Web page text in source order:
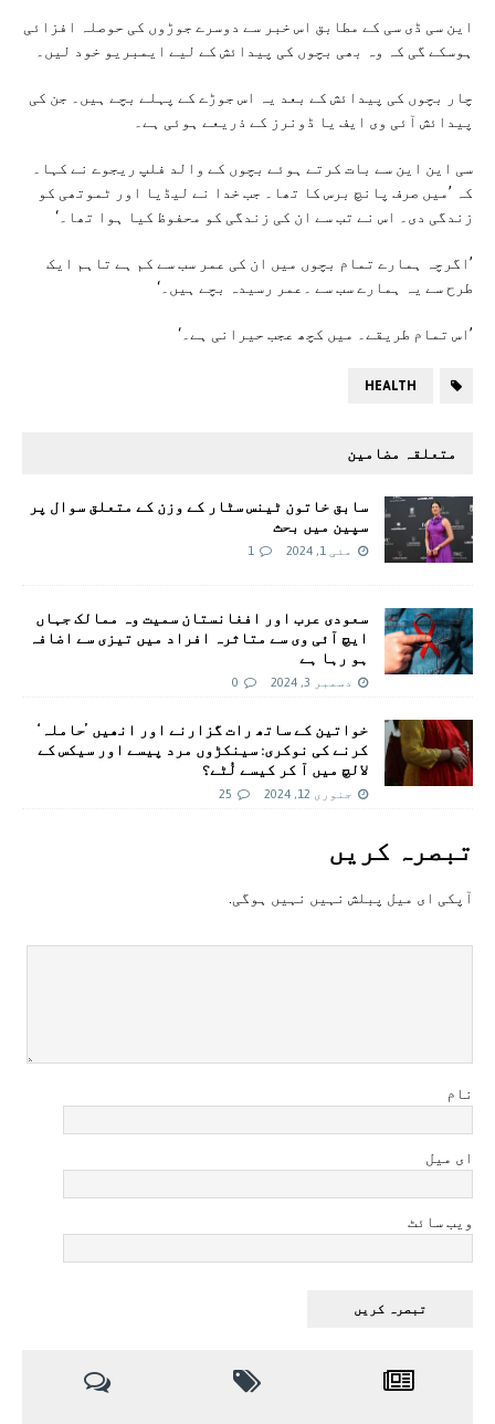
این سی ڈی سی کے مطابق اس خبر سے دوسرے جوڑوں کی حوصلہ افزائی
ہوسکے گی کہ وہ بھی بچوں کی پیدائش کے لیے ایمبریو خود لیں۔
چار بچوں کی پیدائش کے بعد یہ اس جوڑے کے پہلے بچے ہیں۔ جن کی
پیدائش آئی وی ایف یا ڈونرز کے ذریعے ہوئی ہے۔
سی این این سے بات کرتے ہوئے بچوں کے والد فلپ ریجوے نے کہا۔
کہ ’میں صرف پانچ برس کا تھا۔ جب خدا نے لیڈیا اور ٹموتھی کو
زندگی دی۔ اس نے تب سے ان کی زندگی کو محفوظ کیا ہوا تھا۔‘
’اگرچہ ہمارے تمام بچوں میں ان کی عمر سب سے کم ہے تاہم ایک
طرح سے یہ ہمارے سب سے ۔عمر رسیدہ بچے ہیں۔‘
’اس تمام طریقے۔ میں کچھ عجب حیرانی ہے۔‘
HEALTH
متعلقہ مضامین
سابق خاتون ٹینس سٹار کے وزن کے متعلق سوال پر
سپین میں بحث
مئی 1, 2024 1
سعودی عرب اور افغانستان سمیت وہ ممالک جہاں
ایچ آئی وی سے متاثرہ افراد میں تیزی سے اضافہ
ہو رہا ہے
دسمبر 3, 2024 0
خواتین کے ساتھ رات گزارنے اور انھیں ’حاملہ‘
کرنے کی نوکری: سینکڑوں مرد پیسے اور سیکس کے
لالچ میں آ کر کیسے لُٹے؟
جنوری 12, 2024 25
تبصرہ کريں
آپکی ای ميل پبلش نہيں نہيں ہوگی.
نام
ای میل
ویب سائٹ